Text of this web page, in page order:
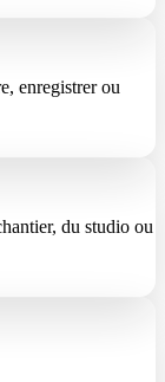
enregistrer ou
du studio ou